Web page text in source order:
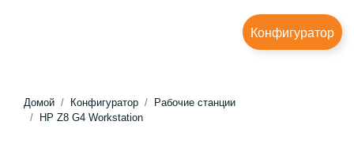
Конфигуратор
Домой Конфигуратор
Рабочие станции
HP Z8 G4 Workstation